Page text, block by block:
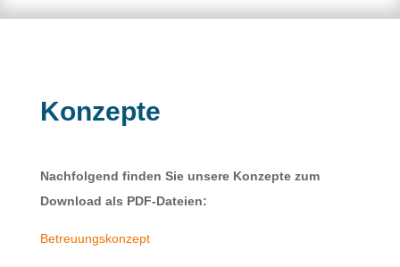
Konzepte
Nachfolgend finden Sie unsere Konzepte zum
Download als PDF-Dateien:
Betreuungskonzept